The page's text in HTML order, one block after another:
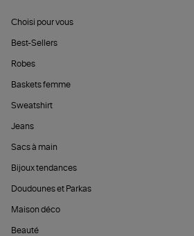
Choisi pour vous
Best-Sellers
Robes
Baskets femme
Sweatshirt
Jeans
Sacs à main
Bijoux tendances
Doudounes et Parkas
Maison déco
Beauté